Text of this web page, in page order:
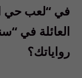
في “لعب حي
العائلة في
رواياتك؟